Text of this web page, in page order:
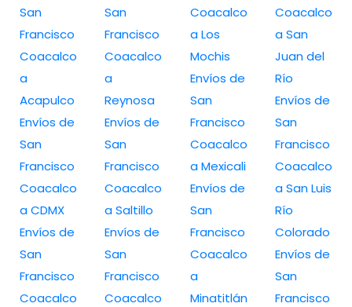
San
Francisco
Coacalco
a
Acapulco
Envíos de
San
Francisco
Coacalco
a CDMX
Envíos de
San
Francisco
Coacalco
San
Francisco
Coacalco
a
Reynosa
Envíos de
San
Francisco
Coacalco
a Saltillo
Envíos de
San
Francisco
Coacalco
Coacalco
a Los
Mochis
Envíos de
San
Francisco
Coacalco
a Mexicali
Envíos de
San
Francisco
Coacalco
a
Minatitlán
Coacalco
a San
Juan del
Río
Envíos de
San
Francisco
Coacalco
a San Luis
Río
Colorado
Envíos de
San
Francisco